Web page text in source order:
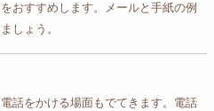
おすすめします。メールと手紙の例
しょう。
話をかける場面もでてきます。電話